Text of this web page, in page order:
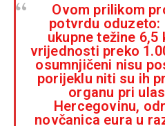
Ovom prilikom
potvrdu oduzeto:
ukupne težine
vrijednosti preko
osumnjičeni nisu
porijeklu niti su ih
organu pri
Hercegovinu,
novčanica eura u